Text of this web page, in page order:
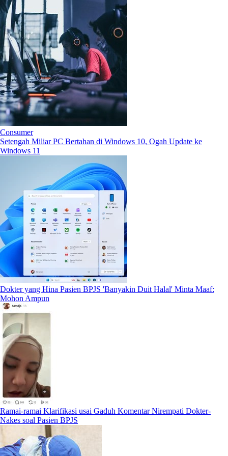
Consumer
Setengah Miliar PC Bertahan di Windows 10, Ogah Update ke
Windows 11
Dokter yang Hina Pasien BPJS 'Banyakin Duit Halal' Minta Maaf:
Mohon Ampun
Ramai-ramai Klarifikasi usai Gaduh Komentar Nirempati Dokter-
Nakes soal Pasien BPJS